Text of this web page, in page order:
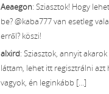
Aeaegon: Sziasztok! Hogy
be? @kaba777 van esetleg
erről? köszi!
alxird: Sziasztok, annyit
láttam, lehet itt regisztrálni azt
vagyok, én leginkább [...]